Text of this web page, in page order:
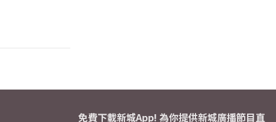
免費下載新城App! 為你提供新城廣播節目直